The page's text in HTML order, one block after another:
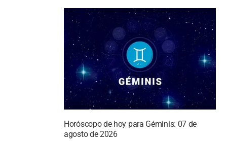
Horóscopo de hoy para Géminis: 07 de
agosto de 2026